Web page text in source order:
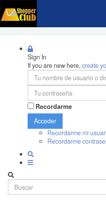
Sign In
If you are new here,create
Recordarme
Acceder
Recordarme mi
Recordarme